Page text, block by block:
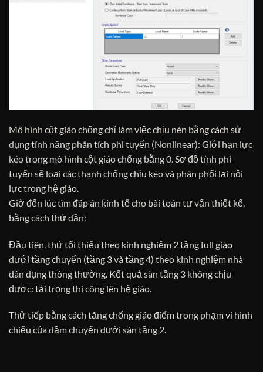
Mô hình cột giáo chống chỉ làm việc chịu nén bằng cách sử
dụng tính năng phân tích phi tuyến (Nonlinear): Giới hạn lực
kéo trong mô hình cột giáo chống bằng 0. Sơ đồ tính phi
tuyến sẽ loại các thanh chống chịu kéo và phân phối lại nội
lực trong hệ giáo.
Giờ đến lúc tìm đáp án kinh tế cho bài toán tư vấn thiết kế,
bằng cách thử dần:
Đầu tiên, thử tối thiểu theo kinh nghiệm 2 tầng full giáo
dưới tầng chuyển (tầng 3 và tầng 4) theo kinh nghiệm nhà
dân dụng thông thường. Kết quả sàn tầng 3 không chịu
được: tải trọng thi công lên hệ giáo.
Thử tiếp bằng cách tăng chống giáo điểm trong phạm vi hình
chiếu của dầm chuyển dưới sàn tầng 2.